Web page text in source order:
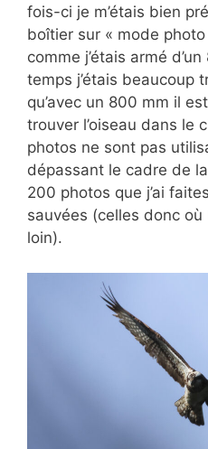
fois-ci je m’étais bien
boîtier sur « mode
comme j’étais armé
temps j’étais beaucoup
qu’avec un 800 mm il
trouver l’oiseau dans le
photos ne sont pas
dépassant le cadre de
200 photos que j’ai
sauvées (celles donc où
loin).